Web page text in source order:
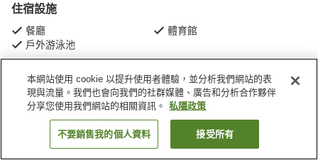
住宿設施
餐廳
體育館
戶外游泳池
主頁 美國 喬治亞
格威內特縣
Sonesta Select Atlanta Duluth (Ex Hyatt Place Atlanta/Duluth/Gwinnett Mall)
找客房
本網站使用 cookie 以提升使用者體驗，並分析我們網站的表
現與流量。我們也會向我們的社群媒體、廣告和分析合作夥伴
分享您使用我們網站的相關資訊。
私隱政策
不要銷售我的個人資料 接受所有